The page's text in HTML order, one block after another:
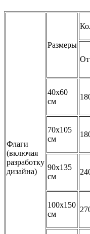
Флаги
(включая
разработку
дизайна)
Размеры
От
40х60
см
70х105
см
90х135
см
100х150
см